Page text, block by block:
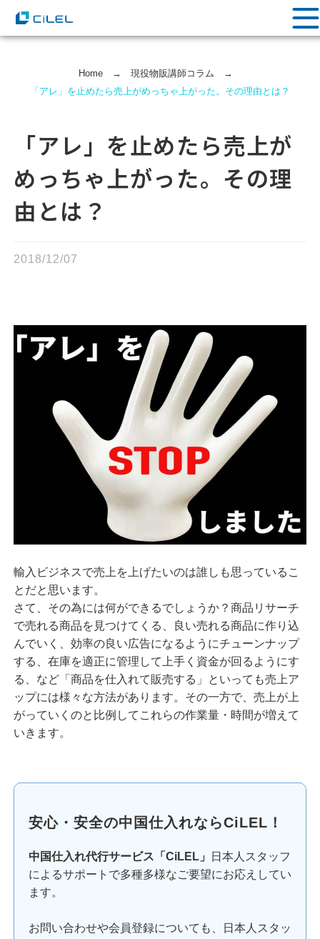
Home→ 現役物販講師コラム →
「アレ」を止めたら売上がめっちゃ上がった。その理由とは？
「アレ」を止めたら売上が
めっちゃ上がった。その理
由とは？
2018/12/07
輸入ビジネスで売上を上げたいのは誰しも思っているこ
とだと思います。
さて、その為には何ができるでしょうか？商品リサーチ
で売れる商品を見つけてくる、良い売れる商品に作り込
んでいく、効率の良い広告になるようにチューンナップ
する、在庫を適正に管理して上手く資金が回るようにす
る、など「商品を仕入れて販売する」といっても売上ア
ップには様々な方法があります。その一方で、売上が上
がっていくのと比例してこれらの作業量・時間が増えて
いきます。
安心・安全の中国仕入れならCiLEL！
中国仕入れ代行サービス「CiLEL」
日本人スタッフ
によるサポートで多種多様なご要望にお応えしてい
ます。
お問い合わせや会員登録についても、日本人スタッ